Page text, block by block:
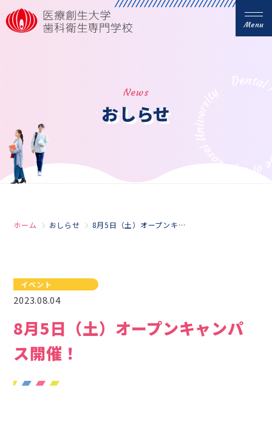
Menu
News
おしらせ
ホーム おしらせ 8月5日（土）オープンキャンパス開催！
イベント
2023.08.04
8月5日（土）オープンキャンパ
ス開催！